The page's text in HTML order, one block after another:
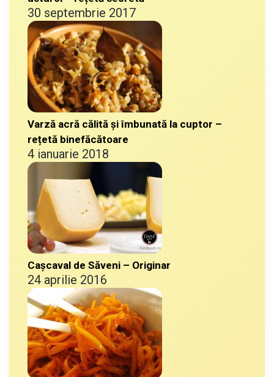
30 septembrie 2017
Varză acră călită și îmbunată la cuptor –
rețetă binefăcătoare
4 ianuarie 2018
Cașcaval de Săveni – Originar
24 aprilie 2016